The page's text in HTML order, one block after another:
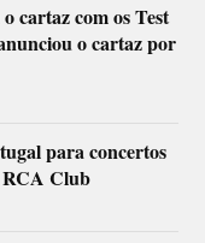
cartaz com os Test
o cartaz por
para concertos
Club